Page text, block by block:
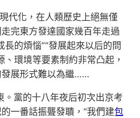
代化，在人類歷史上絕無僅
完東方發達國家幾百年走過
長的煩惱”“發展起來以后的問
、環境等要素制約非常凸起，
發展形式難以為繼……
。黨的十八年夜后初次出京考
一番話振聾發聵，“我們建包